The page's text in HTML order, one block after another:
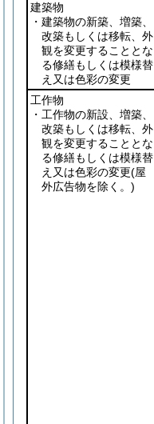
建築物
・建築物の新築、増築、
改築もしくは移転、外
観を変更することとな
る修繕もしくは模様替
え又は色彩の変更
工作物
・工作物の新設、増築、
改築もしくは移転、外
観を変更することとな
る修繕もしくは模様替
え又は色彩の変更(屋
外広告物を除く。)